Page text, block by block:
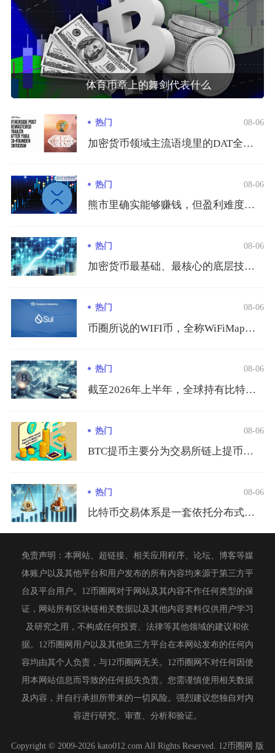
体育币章上的舞剑代表什么
热门 08-06
加密货币领域主流语境里的DAT全称DigitalAssetT...
热门 08-06
熊市里确实能够赚钱，但盈利难度远高于牛市，不存在普涨红利，收...
热门 08-06
加密货币最基础、最核心的底层技术是区块链技术，整套技术体系以...
热门 08-06
币圈所说的WIFI币，全称WiFiMap，链上代币代码$WI...
热门 08-06
截至2026年上半年，全球持有比特币的真实用户规模约3.65...
热门 08-06
BTC提币主要分为交易所链上提币、钱包互转两种主流方式，完整...
热门 08-06
比特币交易体系是一套依托分布式节点、UTXO记账模型、密码学...
免责声明：本网站、超链接、相关应用程序、论坛、博客等媒
体账户以及其他平台和用户发布的所有内容均来源于第三方平
台及平台用户。12币圈网对于网站及其内容不作任何类型的保
证，网站所有区块链相关数据以及其他内容资料仅供用户学习
及研究之用，不构成任何投资、法律等其他领域的建议和依
据。12币圈网用户以及其他第三方平台在本网站发布的任何内
容均由其个人负责，与12币圈网无关。12币圈网不对任何因使
用本网站信息而导致的任何损失负责。您需谨慎使用相关数据
及内容，并自行承担所带来的一切风险。强烈建议您独自对内
容进行研究、审查、分析和验证。
Copyright © 2009-2026 kato012.com All Rights Reserved. 12币圈网 版